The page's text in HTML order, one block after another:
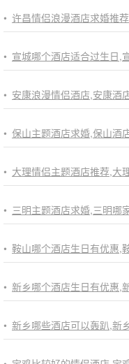
• 许昌情侣浪漫酒店求婚推
• 宣城哪个酒店适合过生日,
• 安康浪漫情侣酒店,安康酒
• 保山主题酒店求婚,保山酒
• 大理情侣主题酒店推荐,大
• 三明主题酒店求婚,三明哪
• 鞍山哪个酒店生日有优惠,
• 新乡哪个酒店生日有优惠,
• 新乡哪些酒店可以轰趴,新